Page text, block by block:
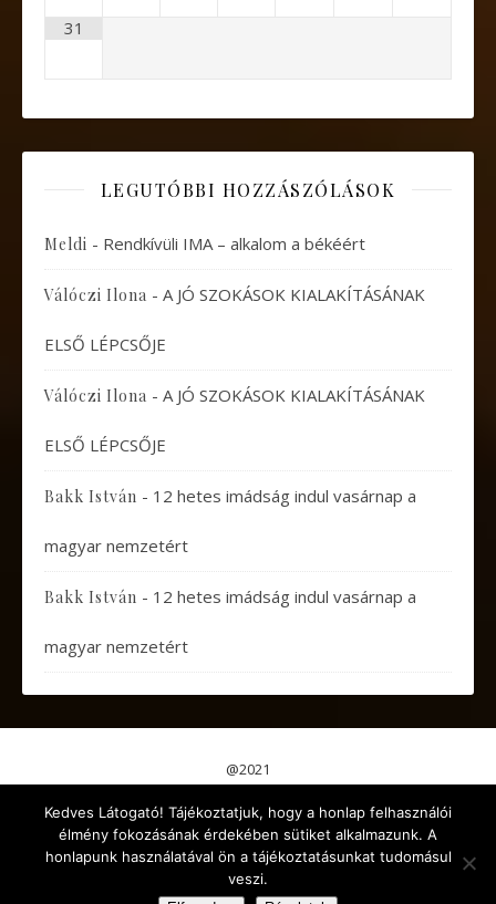
31
LEGUTÓBBI HOZZÁSZÓLÁSOK
Meldi - Rendkívüli IMA – alkalom a békéért
Válóczi Ilona - A JÓ SZOKÁSOK KIALAKÍTÁSÁNAK
ELSŐ LÉPCSŐJE
Válóczi Ilona - A JÓ SZOKÁSOK KIALAKÍTÁSÁNAK
ELSŐ LÉPCSŐJE
Bakk István - 12 hetes imádság indul vasárnap a
magyar nemzetért
Bakk István - 12 hetes imádság indul vasárnap a
magyar nemzetért
@2021
Aktuális események Érdekes cikkek Gyermekeknek
Kikapcsolódás
Egyéb
Kedves Látogató! Tájékoztatjuk, hogy a honlap felhasználói
élmény fokozásának érdekében sütiket alkalmazunk. A
honlapunk használatával ön a tájékoztatásunkat tudomásul
veszi.